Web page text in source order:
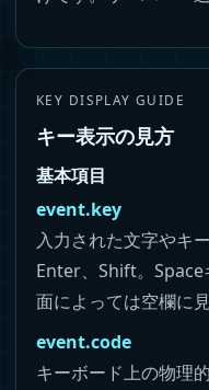
KEY DISPLAY GUIDE
キー表示の見方
基本項目
event.key
入力された文字やキ
Enter、Shift。Space
面によっては空欄に
event.code
キーボード上の物理